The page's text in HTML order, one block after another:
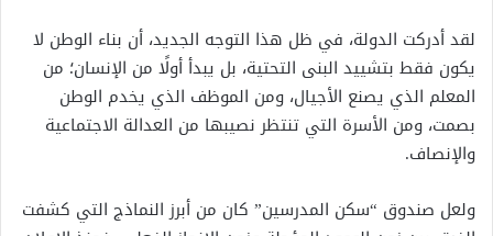
لقد أدركت الدولة، في ظل هذا التوجه الجديد، أن بناء الوطن لا
يكون فقط بتشييد البنى التحتية، بل يبدأ أولًا من الإنسان؛ من
المعلم الذي يصنع الأجيال، ومن الموظف الذي يخدم الوطن
بصمت، ومن الأسرة التي تنتظر نصيبها من العدالة الاجتماعية
والإنصاف.
ولعل صندوق “سكن المدرسين” كان من أبرز النماذج التي كشفت